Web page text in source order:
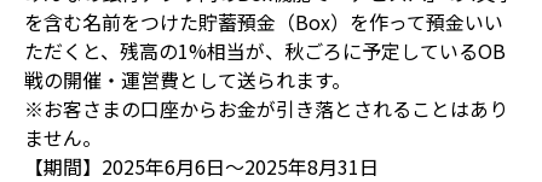
を含む名前をつけた貯蓄預金（Box）を作って預金いい
ただくと、残高の1%相当が、秋ごろに予定しているOB
戦の開催・運営費として送られます。
※お客さまの口座からお金が引き落とされることはあり
ません。
【期間】2025年6月6日～2025年8月31日